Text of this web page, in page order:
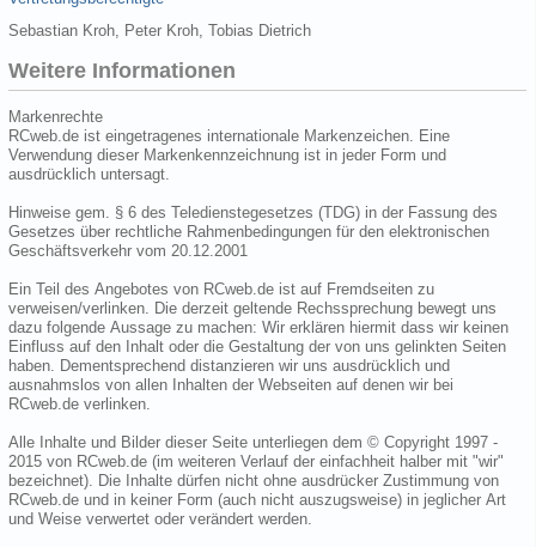
Sebastian Kroh, Peter Kroh, Tobias Dietrich
Weitere Informationen
Markenrechte
RCweb.de ist eingetragenes internationale Markenzeichen. Eine
Verwendung dieser Markenkennzeichnung ist in jeder Form und
ausdrücklich untersagt.
Hinweise gem. § 6 des Teledienstegesetzes (TDG) in der Fassung des
Gesetzes über rechtliche Rahmenbedingungen für den elektronischen
Geschäftsverkehr vom 20.12.2001
Ein Teil des Angebotes von RCweb.de ist auf Fremdseiten zu
verweisen/verlinken. Die derzeit geltende Rechssprechung bewegt uns
dazu folgende Aussage zu machen: Wir erklären hiermit dass wir keinen
Einfluss auf den Inhalt oder die Gestaltung der von uns gelinkten Seiten
haben. Dementsprechend distanzieren wir uns ausdrücklich und
ausnahmslos von allen Inhalten der Webseiten auf denen wir bei
RCweb.de verlinken.
Alle Inhalte und Bilder dieser Seite unterliegen dem © Copyright 1997 -
2015 von RCweb.de (im weiteren Verlauf der einfachheit halber mit "wir"
bezeichnet). Die Inhalte dürfen nicht ohne ausdrücker Zustimmung von
RCweb.de und in keiner Form (auch nicht auszugsweise) in jeglicher Art
und Weise verwertet oder verändert werden.